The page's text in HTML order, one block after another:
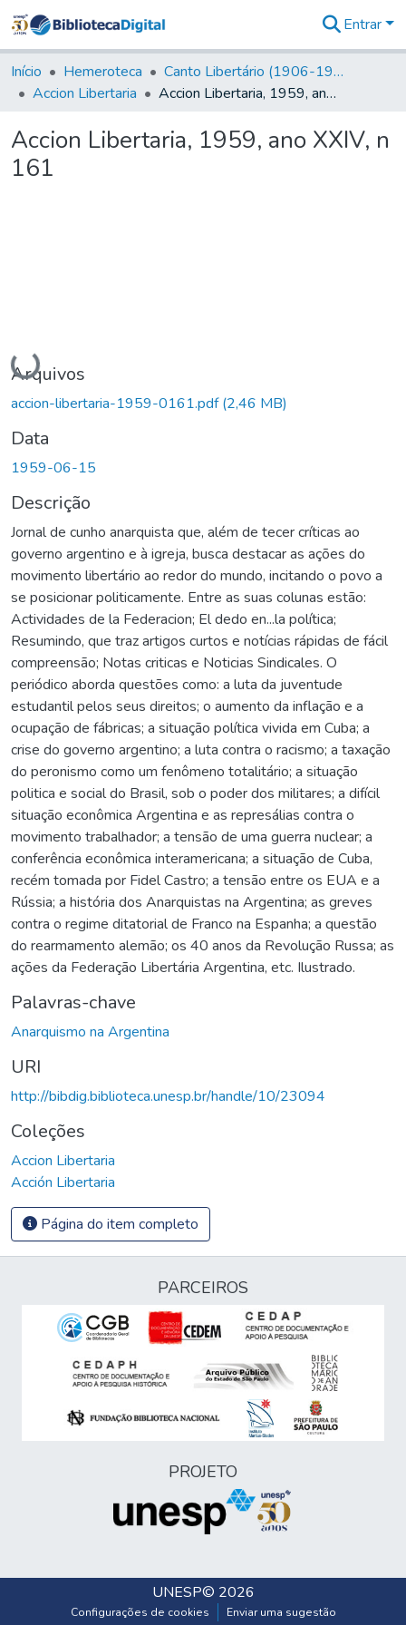
&
Coleções
Tudo na
Digital
Entrar
Início Hemeroteca
Canto Libertário (1906-1995)
Accion Libertaria
Accion Libertaria, 1959, ano XXIV, n 161
Accion Libertaria, 1959, ano XXIV, n
161
Carregando...
Arquivos
accion-libertaria-1959-0161.pdf(2,46 MB)
Data
1959-06-15
Descrição
Jornal de cunho anarquista que, além de tecer críticas ao
governo argentino e à igreja, busca destacar as ações do
movimento libertário ao redor do mundo, incitando o povo a
se posicionar politicamente. Entre as suas colunas estão:
Actividades de la Federacion; El dedo en...la política;
Resumindo, que traz artigos curtos e notícias rápidas de fácil
compreensão; Notas criticas e Noticias Sindicales. O
periódico aborda questões como: a luta da juventude
estudantil pelos seus direitos; o aumento da inflação e a
ocupação de fábricas; a situação política vivida em Cuba; a
crise do governo argentino; a luta contra o racismo; a taxação
do peronismo como um fenômeno totalitário; a situação
politica e social do Brasil, sob o poder dos militares; a difícil
situação econômica Argentina e as represálias contra o
movimento trabalhador; a tensão de uma guerra nuclear; a
conferência econômica interamericana; a situação de Cuba,
recém tomada por Fidel Castro; a tensão entre os EUA e a
Rússia; a história dos Anarquistas na Argentina; as greves
contra o regime ditatorial de Franco na Espanha; a questão
do rearmamento alemão; os 40 anos da Revolução Russa; as
ações da Federação Libertária Argentina, etc. Ilustrado.
Palavras-chave
Anarquismo na Argentina
URI
http://bibdig.biblioteca.unesp.br/handle/10/23094
Coleções
Accion Libertaria
Acción Libertaria
Página do item completo
PARCEIROS
PROJETO
UNESP© 2026
Configurações de cookies Enviar uma sugestão